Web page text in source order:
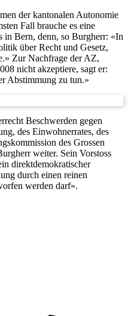
der kantonalen Autonomie
Fall brauche es eine
in Bern, denn, so Burgherr: «In
über Recht und Gesetz,
Zur Nachfrage der AZ,
nicht akzeptiere, sagt er:
Abstimmung zu tun.»
Beschwerden gegen
des Einwohnerrates, des
des Grossen
weiter. Sein Vorstoss
direktdemokratischer
durch einen reinen
werden darf».